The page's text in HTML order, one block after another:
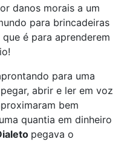
danos morais a um
para brincadeiras
é para aprenderem
para uma
abrir e ler em voz
bem
quantia em dinheiro
pegava o